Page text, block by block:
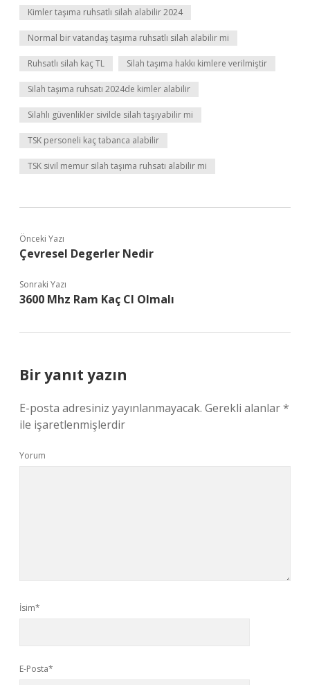
Kimler taşıma ruhsatlı silah alabilir 2024
Normal bir vatandaş taşıma ruhsatlı silah alabilir mi
Ruhsatlı silah kaç TL Silah taşıma hakkı kimlere verilmiştir
Silah taşıma ruhsatı 2024de kimler alabilir
Silahlı güvenlikler sivilde silah taşıyabilir mi
TSK personeli kaç tabanca alabilir
TSK sivil memur silah taşıma ruhsatı alabilir mi
Önceki Yazı
Çevresel Degerler Nedir
Sonraki Yazı
3600 Mhz Ram Kaç Cl Olmalı
Bir yanıt yazın
E-posta adresiniz yayınlanmayacak. Gerekli alanlar*
ile işaretlenmişlerdir
Yorum
İsim*
E-Posta*